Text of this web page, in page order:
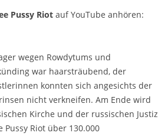
Pussy Riot auf YouTube anhören:
wegen Rowdytums und
war haarsträubend, der
konnten sich angesichts der
nicht verkneifen. Am Ende wird
Kirche und der russischen Justiz
Riot über 130.000